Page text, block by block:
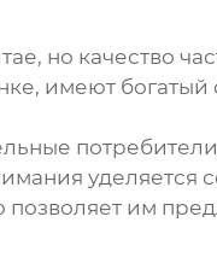
но качество
имеют богатый
уделяется
им